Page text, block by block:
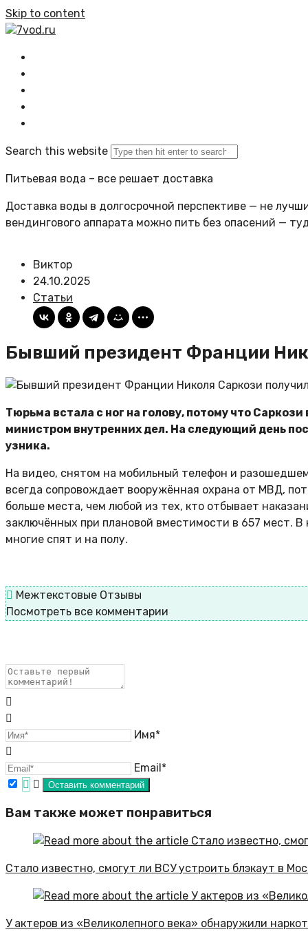
Skip to content
7vod.ru
Search this website
Питьевая вода – все решает доставка
Доставка воды в долгосрочной перспективе — не
вендингового аппарата можно пить без опасений —
Виктор
24.10.2025
Статьи
Бывший президент Франции
Тюрьма встала с ног на голову, потому что
министром внутренних дел. На следующий день
узника.
На видео, снятом на мобильный телефон и
всегда сопровождает вооружённая охрана от МВД,
больше места, чем любой из тех, кто отбывает
заключённых при плановой вместимости в 657 мест.
многие спят и на полу.
Межтекстовые Отзывы
Посмотреть все комментарии
Имя*
Email*
Вам также может понравиться
Стало известно, смогут ли ВСУ устроить блэкаут в
У актеров из «Великолепного века» обнаружили